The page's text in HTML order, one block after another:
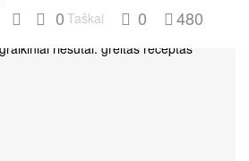
0 Taškai 0 480